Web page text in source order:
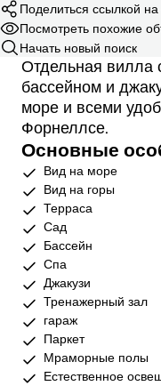
Поделиться ссылкой на
Посмотреть похожие
Начать новый поиск
Отдельная вилла
бассейном и
море и всеми
Форнеллсе.
Основные
Вид на море
Вид на горы
Терраса
Сад
Бассейн
Спа
Джакузи
Тренажерный зал
гараж
Паркет
Мраморные полы
Естественное